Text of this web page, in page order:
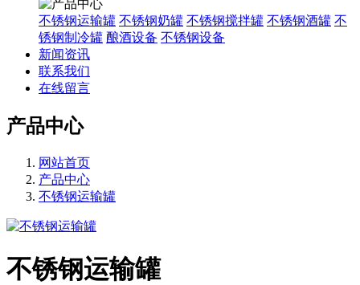
不锈钢运输罐 不锈钢奶罐 不锈钢搅拌罐 不锈钢酒罐 不
锈钢制冷罐 酿酒设备 不锈钢设备
新闻资讯
联系我们
在线留言
产品中心
网站首页
产品中心
不锈钢运输罐
不锈钢运输罐